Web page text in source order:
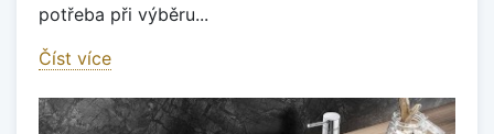
potřeba při výběru...
Číst více